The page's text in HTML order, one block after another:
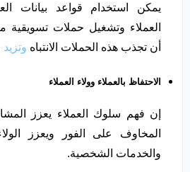
يمكن استخدام قواعد بيانات
العملاء وتشغيل حملات تسويقية
أن تجذب هذه الحملات الانتباه وتزيد
الاحتفاظ بالعملاء وولاء العملاء
إن فهم سلوك العملاء يعزز
المخاوف على الفور ويعزز
والخدمات الشخصية.